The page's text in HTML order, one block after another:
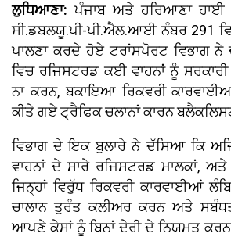
ਲੁਧਿਆਣਾ: ਪੰਜਾਬ ਅਤੇ ਹਰਿਆਣਾ
ਸੀ.ਡਬਲਯੂ.ਪੀ-ਪੀ.ਐਲ.ਆਈ ਨੰਬਰ 291
ਪਾਲਣਾ ਕਰਦੇ ਹੋਏ ਟਰਾਂਸਪੋਰਟ ਵਿਭਾਗ
ਵਿਚ ਰਜਿਸਟਰਡ ਕਈ ਵਾਹਨਾਂ ਨੂੰ
ਨਾ ਕਰਨ, ਬਕਾਇਆ ਰਿਕਵਰੀ
ਕੀਤੇ ਗਏ ਟ੍ਰੈਫਿਕ ਚਲਾਨਾਂ ਕਾਰਨ
ਵਿਭਾਗ ਦੇ ਇਕ ਬੁਲਾਰੇ ਨੇ ਦੱਸਿਆ ਕਿ
ਵਾਹਨਾਂ ਦੇ ਸਾਰੇ ਰਜਿਸਟਰਡ ਮਾਲਕਾਂ, ਅਤੇ
ਜਿਨ੍ਹਾਂ ਵਿਰੁੱਧ ਰਿਕਵਰੀ ਕਾਰਵਾਈਆਂ
ਚਾਲਾਨ ਤੁਰੰਤ ਕਲੀਅਰ ਕਰਨ ਅਤੇ
ਆਪਣੇ ਕੇਸਾਂ ਨੂੰ ਬਿਨਾਂ ਦੇਰੀ ਦੇ ਨਿਯਮਤ